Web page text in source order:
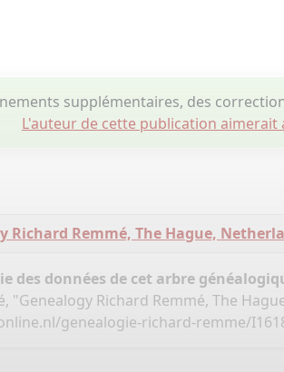
supplémentaires, des
L'auteur de cette publication aimerait
Richard Remmé, The Hague,
des données de cet arbre
"Genealogy Richard Remmé, The
genealogie-richard-remme/